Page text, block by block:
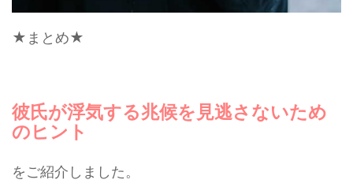
★まとめ★
彼氏が浮気する兆候を見逃さないため
のヒント
をご紹介しました。